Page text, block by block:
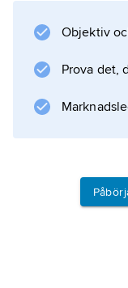
teaterintresset
teaterlokaler i
Under 1810-
Objektiv
Prova det,